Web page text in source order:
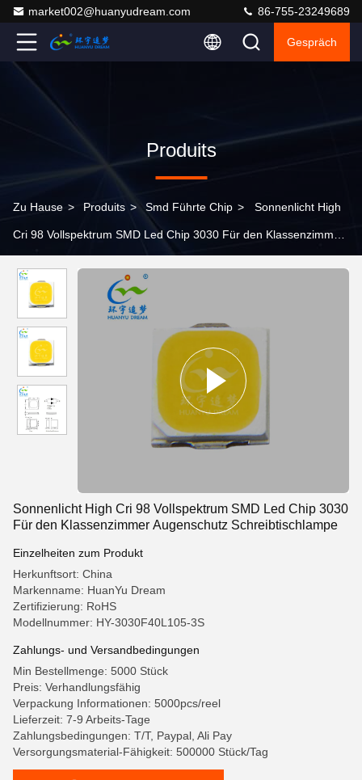
market002@huanyudream.com 86-755-23249689
Gespräch
Produits
Zu Hause > Produits > Smd Führte Chip > Sonnenlicht High
Cri 98 Vollspektrum SMD Led Chip 3030 Für den Klassenzimmer
Sonnenlicht High Cri 98 Vollspektrum SMD Led Chip 3030
Für den Klassenzimmer Augenschutz Schreibtischlampe
Einzelheiten zum Produkt
Herkunftsort: China
Markenname: HuanYu Dream
Zertifizierung: RoHS
Modellnummer: HY-3030F40L105-3S
Zahlungs- und Versandbedingungen
Min Bestellmenge: 5000 Stück
Preis: Verhandlungsfähig
Verpackung Informationen: 5000pcs/reel
Lieferzeit: 7-9 Arbeits-Tage
Zahlungsbedingungen: T/T, Paypal, Ali Pay
Versorgungsmaterial-Fähigkeit: 500000 Stück/Tag